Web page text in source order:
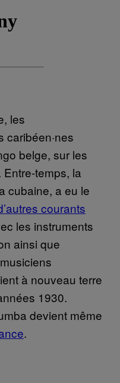
les
caribéen·nes
belge, sur les
temps, la
cubaine, a eu le
courants
les instruments
ainsi que
à nouveau terre
1930.
devient même
.